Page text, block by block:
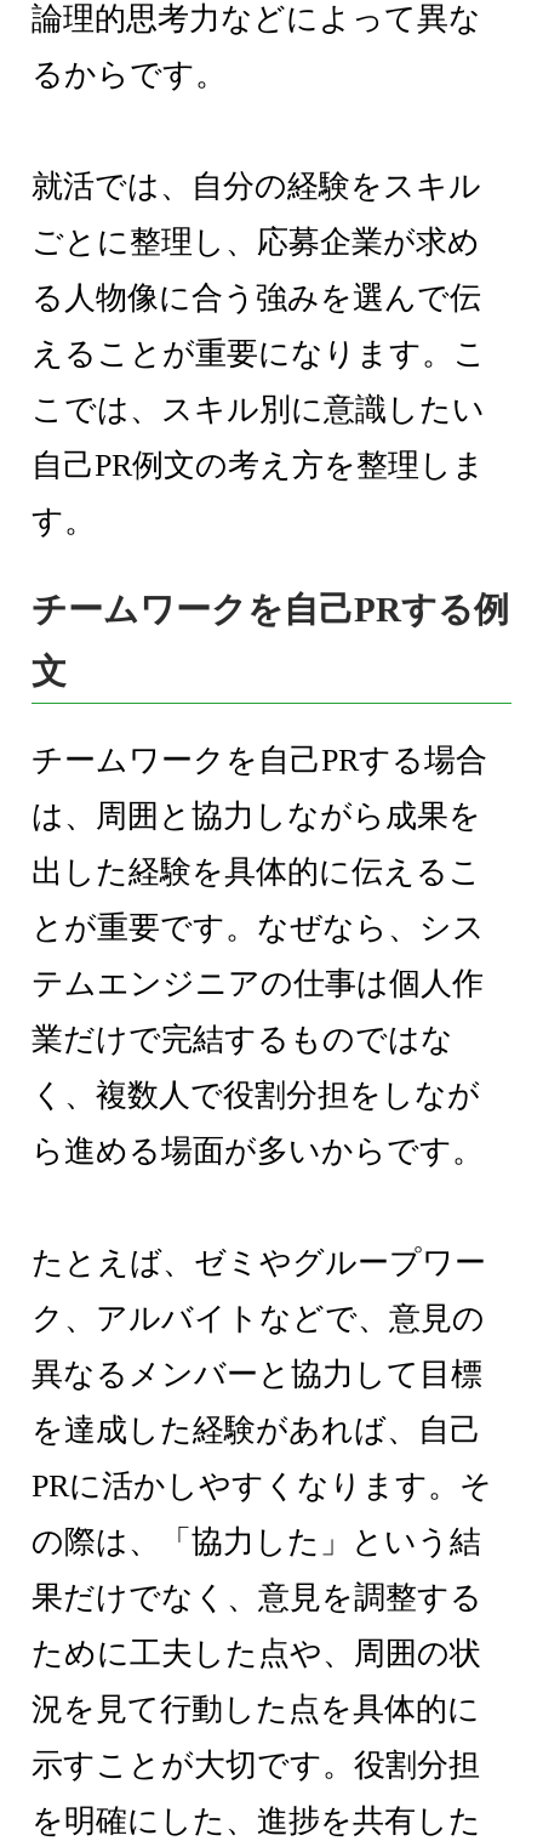
論理的思考力などによって異な
るからです。
就活では、自分の経験をスキル
ごとに整理し、応募企業が求め
る人物像に合う強みを選んで伝
えることが重要になります。こ
こでは、スキル別に意識したい
自己PR例文の考え方を整理しま
す。
チームワークを自己PRする例
文
チームワークを自己PRする場合
は、周囲と協力しながら成果を
出した経験を具体的に伝えるこ
とが重要です。なぜなら、シス
テムエンジニアの仕事は個人作
業だけで完結するものではな
く、複数人で役割分担をしなが
ら進める場面が多いからです。
たとえば、ゼミやグループワー
ク、アルバイトなどで、意見の
異なるメンバーと協力して目標
を達成した経験があれば、自己
PRに活かしやすくなります。そ
の際は、「協力した」という結
果だけでなく、意見を調整する
ために工夫した点や、周囲の状
況を見て行動した点を具体的に
示すことが大切です。役割分担
を明確にした、進捗を共有した